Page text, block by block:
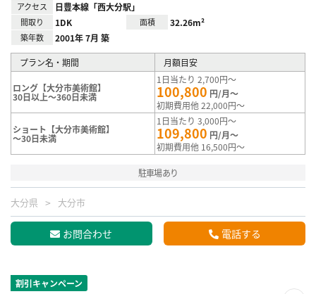
アクセス 日豊本線「西大分駅」
間取り 1DK 面積 32.26m²
築年数 2001年 7月 築
プラン名・期間 月額目安
ロング【大分市美術館】
30日以上～360日未満
1日当たり 2,700円～
100,800 円/月～
初期費用他 22,000円～
ショート【大分市美術館】
～30日未満
1日当たり 3,000円～
109,800 円/月～
初期費用他 16,500円～
駐車場あり
大分県 大分市
お問合わせ 電話する
割引キャンペーン